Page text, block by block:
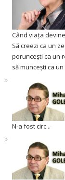
Când viața
Să creezi ca un
poruncești ca un
să muncești ca un
N-a fost circ...